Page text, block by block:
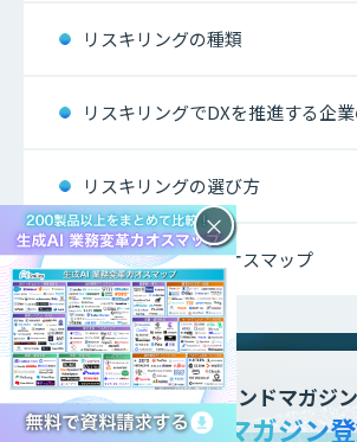
リスキリングの種類
リスキリングでDXを推進する企
リスキリングの選び方
リスキリングのカオスマップ
DXトレンドマガジン
メールマガジン
×